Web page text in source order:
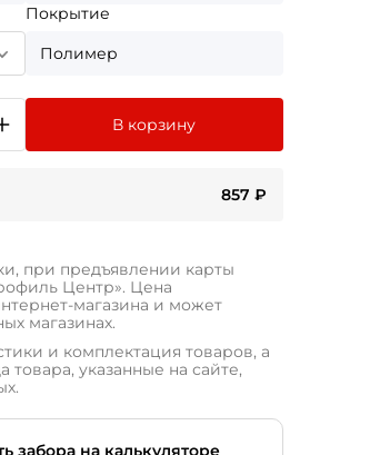
Покрытие
Полимер
В корзину
857 ₽
при предъявлении карты
Центр». Цена
магазина и может
магазинах.
и комплектация товаров, а
указанные на сайте,
забора на калькуляторе